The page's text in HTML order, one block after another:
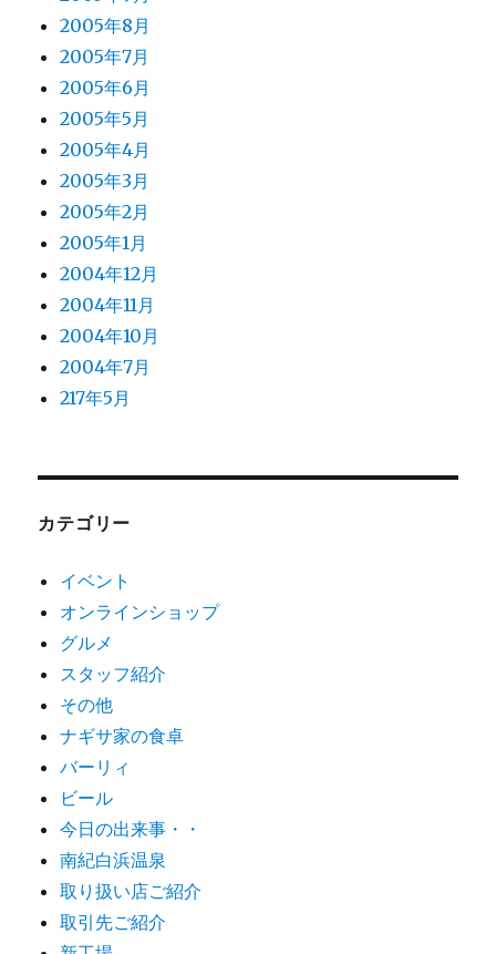
2005年8月
2005年7月
2005年6月
2005年5月
2005年4月
2005年3月
2005年2月
2005年1月
2004年12月
2004年11月
2004年10月
2004年7月
217年5月
カテゴリー
イベント
オンラインショップ
グルメ
スタッフ紹介
その他
ナギサ家の食卓
バーリィ
ビール
今日の出来事・・
南紀白浜温泉
取り扱い店ご紹介
取引先ご紹介